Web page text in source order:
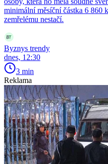
minimální měsíční částka 6 860
zemřelému nestačí.
Byznys trendy
dnes, 12:30
3 min
Reklama